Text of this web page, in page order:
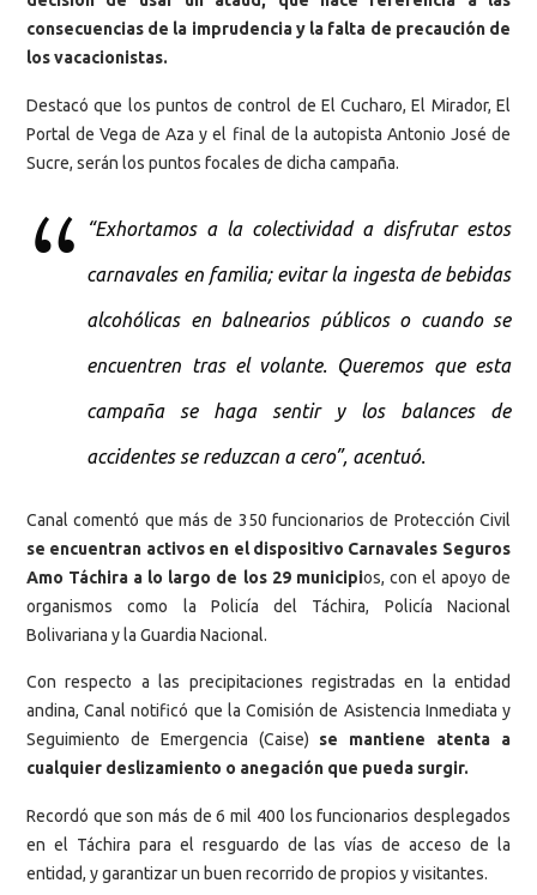
consecuencias de la imprudencia y la falta de precaución de
los vacacionistas.
Destacó que los puntos de control de El Cucharo, El Mirador, El
Portal de Vega de Aza y el final de la autopista Antonio José de
Sucre, serán los puntos focales de dicha campaña.
“Exhortamos a la colectividad a disfrutar estos
carnavales en familia; evitar la ingesta de bebidas
alcohólicas en balnearios públicos o cuando se
encuentren tras el volante. Queremos que esta
campaña se haga sentir y los balances de
accidentes se reduzcan a cero”, acentuó.
Canal comentó que más de 350 funcionarios de Protección Civil
se encuentran activos en el dispositivo Carnavales Seguros
Amo Táchira a lo largo de los 29 municipios, con el apoyo de
organismos como la Policía del Táchira, Policía Nacional
Bolivariana y la Guardia Nacional.
Con respecto a las precipitaciones registradas en la entidad
andina, Canal notificó que la Comisión de Asistencia Inmediata y
Seguimiento de Emergencia (Caise) se mantiene atenta a
cualquier deslizamiento o anegación que pueda surgir.
Recordó que son más de 6 mil 400 los funcionarios desplegados
en el Táchira para el resguardo de las vías de acceso de la
entidad, y garantizar un buen recorrido de propios y visitantes.